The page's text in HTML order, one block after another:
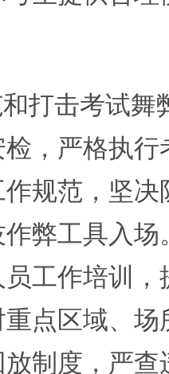
击考试舞
，严格执
规范，坚
弊工具入
工作培训
点区域、
制度，严